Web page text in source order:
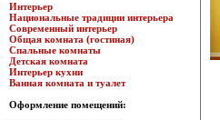
Интерьер
Национальные традиции интерьера
Современный интерьер
Общая комната (гостиная)
Спальные комнаты
Детская комната
Интерьер кухни
Ванная комната и туалет
Оформление помещений: